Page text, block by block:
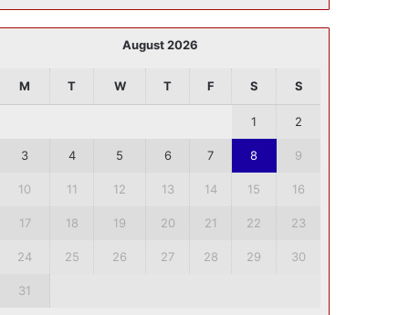
August 2026
M T W T F S S
1 2
3 4 5 6 7 8 9
10 11 12 13 14 15 16
17 18 19 20 21 22 23
24 25 26 27 28 29 30
31